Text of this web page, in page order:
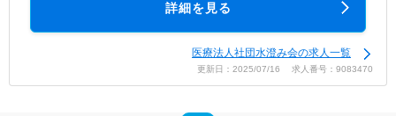
詳細を見る
医療法人社団水澄み会の求人一覧
更新日：2025/07/16 求人番号：9083470